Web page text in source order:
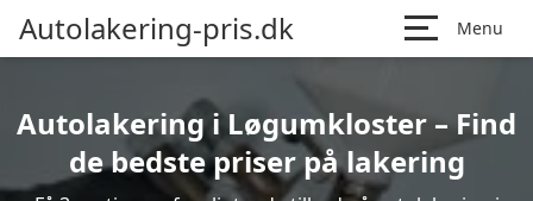
Autolakering-pris.dk Menu
Autolakering i Løgumkloster – Find
de bedste priser på lakering